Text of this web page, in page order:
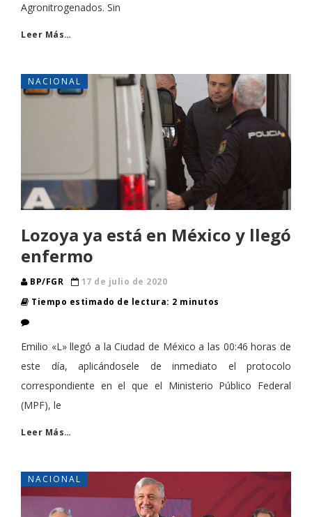
Agronitrogenados. Sin
Leer Más…
NACIONAL
Lozoya ya está en México y llegó
enfermo
BP/FGR
17 de julio de 2020
Tiempo estimado de lectura: 2 minutos
Emilio «L» llegó a la Ciudad de México a las 00:46 horas de
este día, aplicándosele de inmediato el protocolo
correspondiente en el que el Ministerio Público Federal
(MPF), le
Leer Más…
NACIONAL